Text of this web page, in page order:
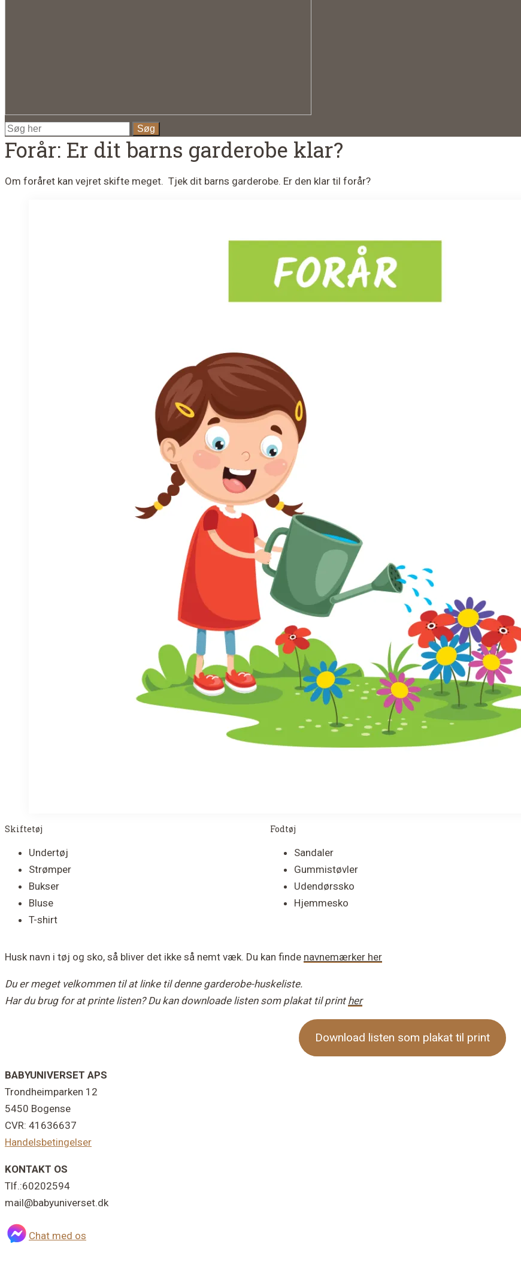
Forår: Er dit barns garderobe klar?
Om foråret kan vejret skifte meget. Tjek dit barns garderobe. Er den klar til forår?
Skiftetøj
Undertøj
Strømper
Bukser
Bluse
T-shirt
Fodtøj
Sandaler
Gummistøvler
Udendørssko
Hjemmesko
Husk navn i tøj og sko, så bliver det ikke så nemt væk. Du kan finde navnemærker her
Du er meget velkommen til at linke til denne garderobe-huskeliste.
Har du brug for at printe listen? Du kan downloade listen som plakat til print her
Download listen som plakat til print
Footer
BABYUNIVERSET APS
Trondheimparken 12
5450 Bogense
CVR: 41636637
Handelsbetingelser
KONTAKT OS
Tlf.:60202594
mail@babyuniverset.dk
Chat med os